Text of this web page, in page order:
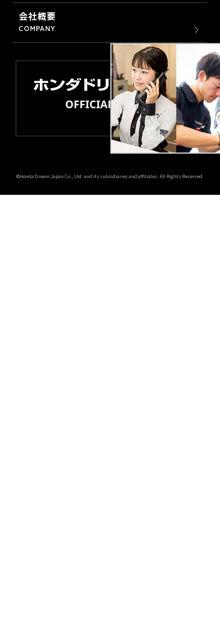
会社概要
COMPANY
©Honda Dream Japan Co., Ltd. and its subsidiaries and affiliates. All Rights Reserved.